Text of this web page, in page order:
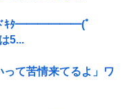
ドｷﾀ━━━━━━(ﾟ
5...
て苦情来てるよ」ワ